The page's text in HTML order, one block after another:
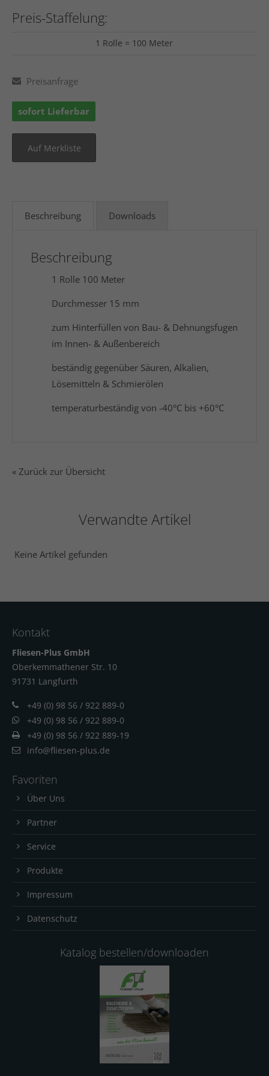
Preis-Staffelung:
1 Rolle = 100 Meter
Preisanfrage
sofort Lieferbar
Beschreibung Downloads
Beschreibung
1 Rolle 100 Meter
Durchmesser 15 mm
zum Hinterfüllen von Bau- & Dehnungsfugen
im Innen- & Außenbereich
beständig gegenüber Säuren, Alkalien,
Lösemitteln & Schmierölen
temperaturbeständig von -40°C bis +60°C
« Zurück zur Übersicht
Verwandte Artikel
Keine Artikel gefunden
Kontakt
Fliesen-Plus GmbH
Oberkemmathener Str. 10
91731 Langfurth
+49 (0) 98 56 / 922 889-0
+49 (0) 98 56 / 922 889-0
+49 (0) 98 56 / 922 889-19
info@fliesen-plus.de
Favoriten
Über Uns
Partner
Service
Produkte
Impressum
Datenschutz
Katalog bestellen/downloaden